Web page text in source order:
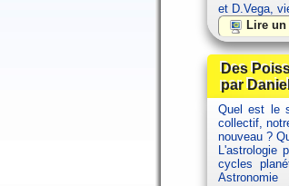
et D.Vega,
Lire
Des
par
Quel est le
collectif,
nouveau ?
L'astrologie
cycles